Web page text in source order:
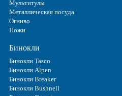
Мультитулы
Металлическая посуда
Огниво
Ножи
Бинокли
Бинокли Tasco
Бинокли Alpen
Бинокли Breaker
Бинокли Bushnell